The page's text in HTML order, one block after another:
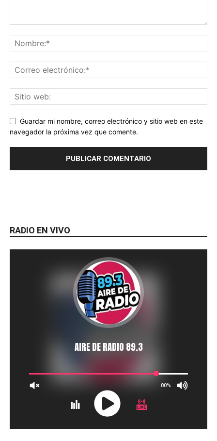
Guardar mi nombre, correo electrónico y sitio web en este
navegador la próxima vez que comente.
RADIO EN VIVO